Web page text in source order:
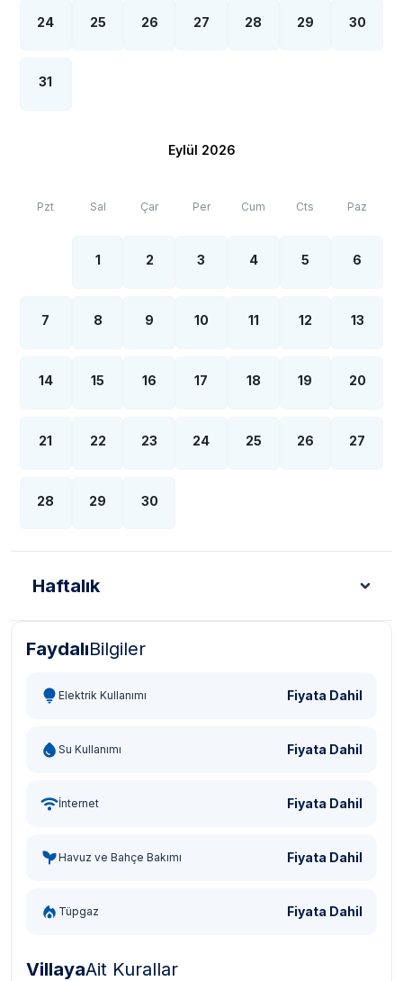
24 25 26 27 28 29 30
31
Eylül 2026
Pzt Sal Çar Per Cum Cts Paz
1 2 3 4 5 6
7 8 9 10 11 12 13
14 15 16 17 18 19 20
21 22 23 24 25 26 27
28 29 30
Haftalık
Türk Lirası - TL
FaydalıBilgiler
Elektrik Kullanımı Fiyata Dahil
Su Kullanımı Fiyata Dahil
İnternet Fiyata Dahil
Havuz ve Bahçe Bakımı Fiyata Dahil
Tüpgaz Fiyata Dahil
VillayaAit Kurallar